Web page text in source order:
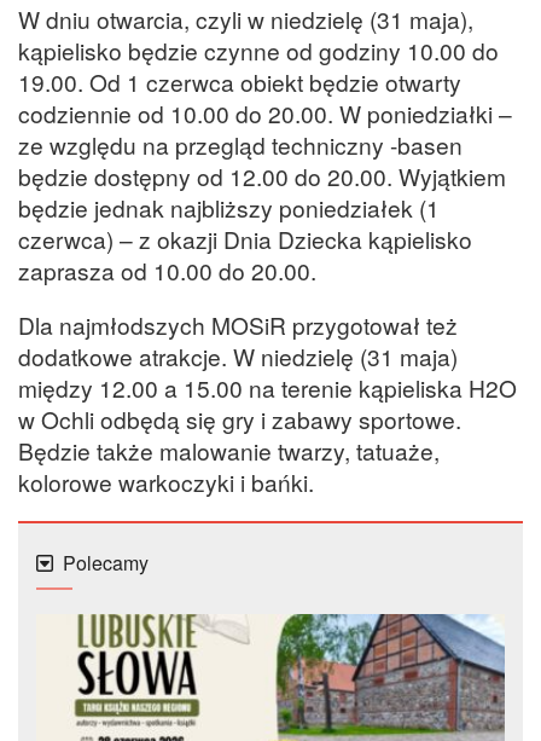
W dniu otwarcia, czyli w niedzielę (31 maja),
kąpielisko będzie czynne od godziny 10.00 do
19.00. Od 1 czerwca obiekt będzie otwarty
codziennie od 10.00 do 20.00. W poniedziałki –
ze względu na przegląd techniczny -basen
będzie dostępny od 12.00 do 20.00. Wyjątkiem
będzie jednak najbliższy poniedziałek (1
czerwca) – z okazji Dnia Dziecka kąpielisko
zaprasza od 10.00 do 20.00.
Dla najmłodszych MOSiR przygotował też
dodatkowe atrakcje. W niedzielę (31 maja)
między 12.00 a 15.00 na terenie kąpieliska H2O
w Ochli odbędą się gry i zabawy sportowe.
Będzie także malowanie twarzy, tatuaże,
kolorowe warkoczyki i bańki.
Polecamy